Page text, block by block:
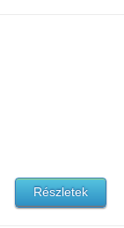
Részletek